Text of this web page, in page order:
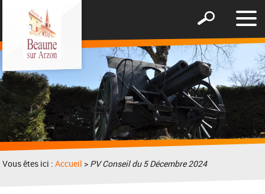
le
Afficher
formulaire
de
recherche
Vous êtes ici :Accueil > PV Conseil du 5 Décembre 2024